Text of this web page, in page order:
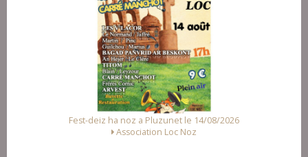
Pluzunet le 14/08/2026
Fest Noz a Arzal le 15/08/
Alliance des Associations